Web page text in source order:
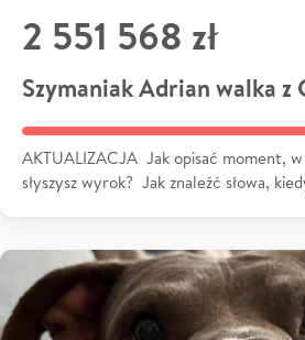
2 551 568 zł
Szymaniak Adrian walka z
AKTUALIZACJA Jak opisać moment,
słyszysz wyrok? Jak znaleźć słowa,